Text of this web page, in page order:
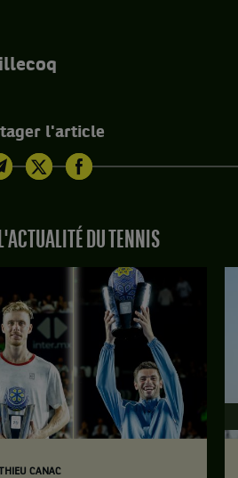
l'article
DU TENNIS
CANAC